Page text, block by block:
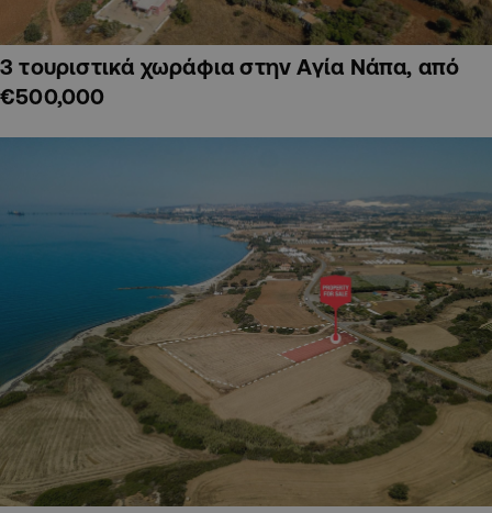
3 τουριστικά χωράφια στην Αγία Νάπα, από
€500,000